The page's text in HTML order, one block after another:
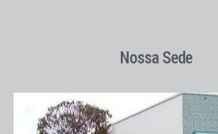
Nossa Sede